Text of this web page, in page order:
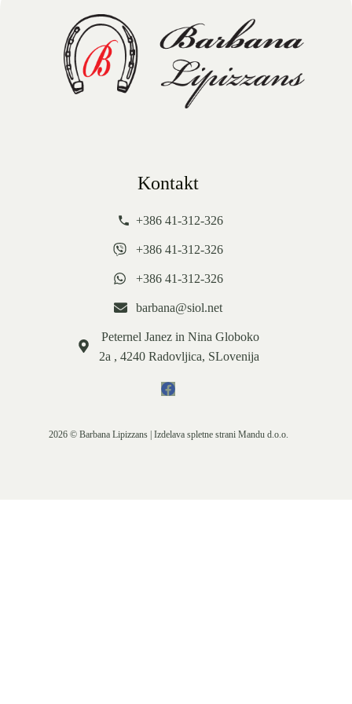
Kontakt
+386 41-312-326
+386 41-312-326
+386 41-312-326
barbana@siol.net
Peternel Janez in Nina Globoko
2a , 4240 Radovljica, SLovenija
2026 © Barbana Lipizzans | Izdelava spletne strani Mandu d.o.o.